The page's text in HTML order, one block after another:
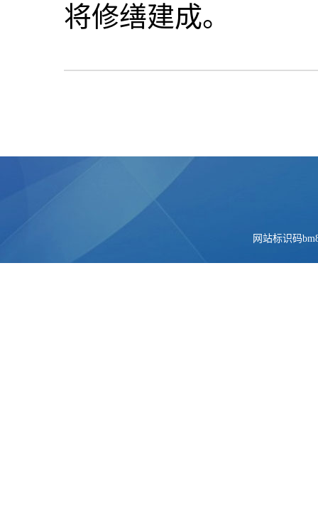
将修缮建成。
网站标识码